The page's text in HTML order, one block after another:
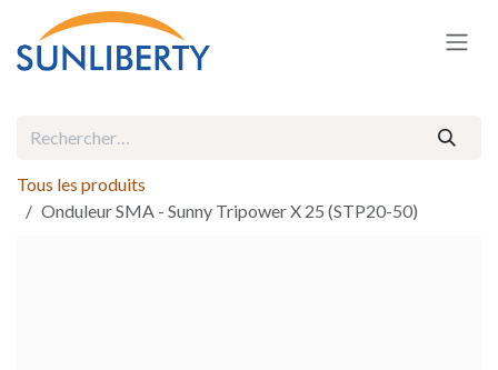
Se rendre au contenu
Tous les produits
Onduleur SMA - Sunny Tripower X 25 (STP20-50)